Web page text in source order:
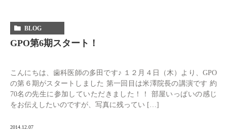
BLOG
GPO第6期スタート！
こんにちは、歯科医師の多田です♪ １２月４日（木）より、GPO
の第６期がスタートしました 第一回目は米澤院長の講演です 約
70名の先生に参加していただきました！！ 部屋いっぱいの感じ
をお伝えしたいのですが、写真に残ってい […]
2014.12.07